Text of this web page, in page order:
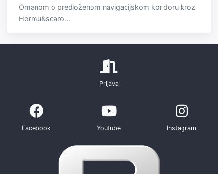
Omanom o predloženom navigacijskom koridoru kroz
Hormu&scaro...
Prijava
Facebook Youtube Instagram